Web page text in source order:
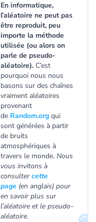
En informatique,
l’aléatoire ne peut pas
être reproduit, peu
importe la méthode
utilisée (ou alors on
parle de pseudo-
aléatoire). C’est
pourquoi nous nous
basons sur des chaînes
vraiment aléatoires
provenant
de Random.orgqui
sont générées à partir
de bruits
atmosphériques à
travers le monde. Nous
vous invitons à
consultercette
page (en anglais) pour
en savoir plus sur
l’aléatoire et le pseudo-
aléatoire.